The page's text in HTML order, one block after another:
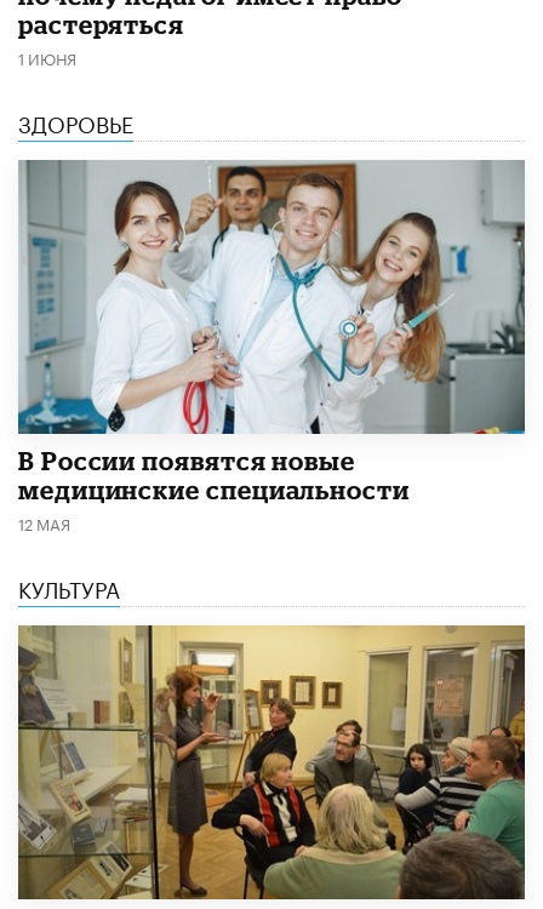
растеряться
1 ИЮНЯ
ЗДОРОВЬЕ
В России появятся новые
медицинские специальности
12 МАЯ
КУЛЬТУРА